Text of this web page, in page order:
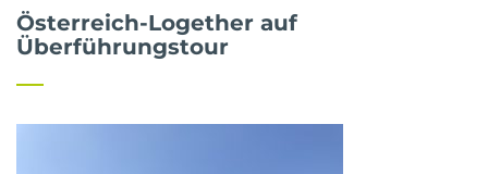
Österreich-Logether auf
Überführungstour